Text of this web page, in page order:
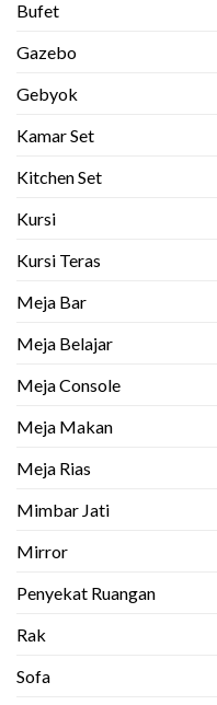
Bufet
Gazebo
Gebyok
Kamar Set
Kitchen Set
Kursi
Kursi Teras
Meja Bar
Meja Belajar
Meja Console
Meja Makan
Meja Rias
Mimbar Jati
Mirror
Penyekat Ruangan
Rak
Sofa